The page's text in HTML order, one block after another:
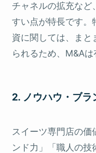
チャネルの拡充など
すい点が特長です。
資に関しては、まと
られるため、M&Aは
2. ノウハウ・ブラ
スイーツ専門店の価
ンド力」「職人の技